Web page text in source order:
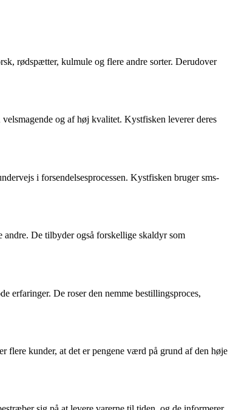
rødspætter, kulmule og flere andre sorter. Derudover
og af høj kvalitet. Kystfisken leverer deres
i forsendelsesprocessen. Kystfisken bruger sms-
De tilbyder også forskellige skaldyr som
erfaringer. De roser den nemme bestillingsproces,
flere kunder, at det er pengene værd på grund af den høje